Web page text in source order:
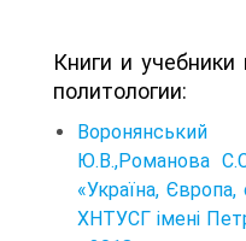
Книги и
политологии:
Ю.В.,Романова
«Україна, Європа,
ХНТУСГ імені